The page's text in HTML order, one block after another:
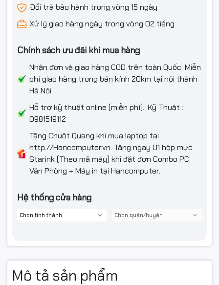
Đổi trả bảo hành trong vòng 15 ngày
Xử lý giao hàng ngày trong vòng 02 tiếng
Chính sách ưu đãi khi mua hàng
Nhận đơn và giao hàng COD trên toàn Quốc. Miễn
phí giao hàng trong bán kính 20km tại nội thành
Hà Nội.
Hỗ trợ kỹ thuật online (miễn phí).: Kỹ Thuật :
0981519112
Tặng Chuột Quang khi mua laptop tại
http://Hancomputer.vn. Tặng ngay 01 hộp mực
Starink (Theo mã máy) khi đặt đơn Combo PC
Văn Phòng + Máy in tại Hancomputer.
Hệ thống cửa hàng
Mô tả sản phẩm
Nhiều ứng dụng, phần mềm và game hấp dẫn
Giúp người dùng dễ dàng mở rộng khả năng làm việc và giải
💬 Microsoft Teams – Kết Nối
Mọi Lúc, Mọi Nơi
Windows 11 Home tích hợp Microsoft Teamsngay trên màn
hình nền:
Chat, gọi thoại, gọi video chỉ vớimột cú nhấp chuột
Kết nối dễ dàng với bạn bè, đồng nghiệp, người thân
✔ Giao tiếp gia đình